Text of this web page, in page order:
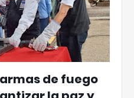
armas de fuego